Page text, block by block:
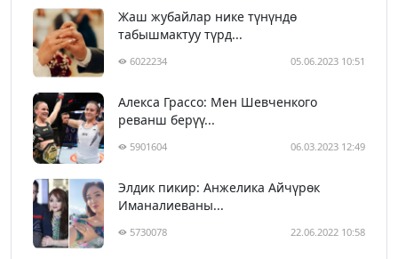
Жаш жубайлар нике түнүндө
табышмактуу түрд...
6022234 05.06.2023 10:51
Алекса Грассо: Мен Шевченкого
реванш берүү...
5901604 06.03.2023 12:49
Элдик пикир: Анжелика Айчүрөк
Иманалиеваны...
5730078 22.06.2022 10:58